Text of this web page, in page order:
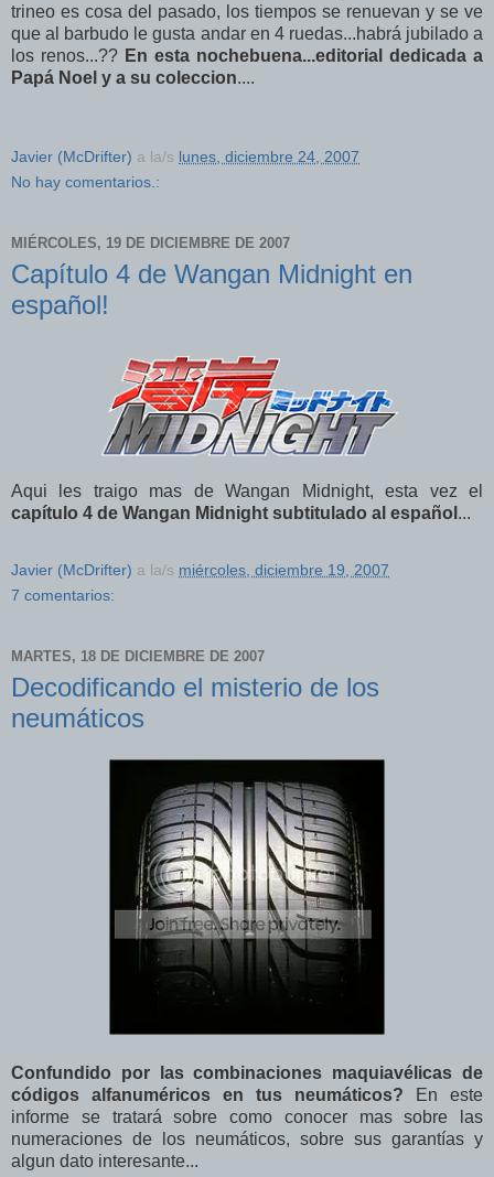
trineo es cosa del pasado, los tiempos se renuevan y se ve
que al barbudo le gusta andar en 4 ruedas...habrá jubilado a
los renos...?? En esta nochebuena...editorial dedicada a
Papá Noel y a su coleccion....
Javier (McDrifter) a la/s lunes, diciembre 24, 2007
No hay comentarios.:
MIÉRCOLES, 19 DE DICIEMBRE DE 2007
Capítulo 4 de Wangan Midnight en
español!
Aqui les traigo mas de Wangan Midnight, esta vez el
capítulo 4 de Wangan Midnight subtitulado al español ...
Javier (McDrifter) a la/s miércoles, diciembre 19, 2007
7 comentarios:
MARTES, 18 DE DICIEMBRE DE 2007
Decodificando el misterio de los
neumáticos
Confundido por las combinaciones maquiavélicas de
códigos alfanuméricos en tus neumáticos? En este
informe se tratará sobre como conocer mas sobre las
numeraciones de los neumáticos, sobre sus garantías y
algun dato interesante...